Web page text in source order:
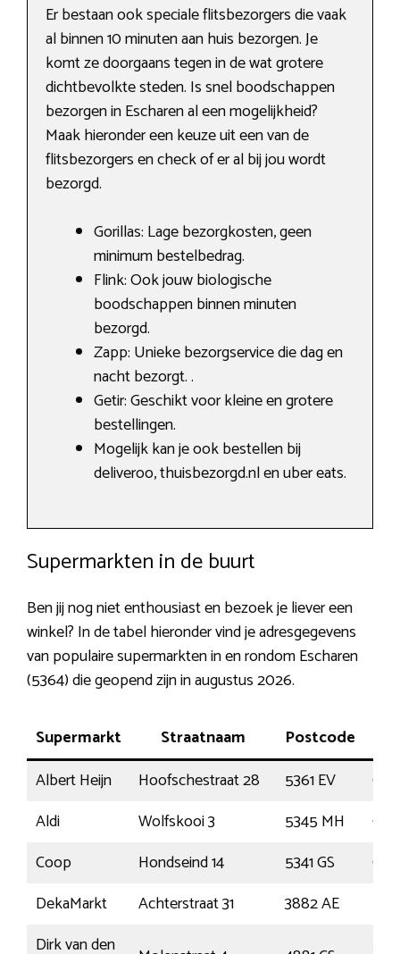
Er bestaan ook speciale flitsbezorgers die vaak
al binnen 10 minuten aan huis bezorgen. Je
komt ze doorgaans tegen in de wat grotere
dichtbevolkte steden. Is snel boodschappen
bezorgen in Escharen al een mogelijkheid?
Maak hieronder een keuze uit een van de
flitsbezorgers en check of er al bij jou wordt
bezorgd.
Gorillas: Lage bezorgkosten, geen
minimum bestelbedrag.
Flink: Ook jouw biologische
boodschappen binnen minuten
bezorgd.
Zapp: Unieke bezorgservice die dag en
nacht bezorgt. .
Getir: Geschikt voor kleine en grotere
bestellingen.
Mogelijk kan je ook bestellen bij
deliveroo, thuisbezorgd.nl en uber eats.
Supermarkten in de buurt
Ben jij nog niet enthousiast en bezoek je liever een
winkel? In de tabel hieronder vind je adresgegevens
van populaire supermarkten in en rondom Escharen
(5364) die geopend zijn in augustus 2026.
Supermarkt Straatnaam Postcode
Albert Heijn
Hoofschestraat 28 5361 EV
Aldi
Wolfskooi 3 5345 MH
Oss
Coop
Hondseind 14 5341 GS
Oss
DekaMarkt
Achterstraat 31 3882 AE
Dirk van den